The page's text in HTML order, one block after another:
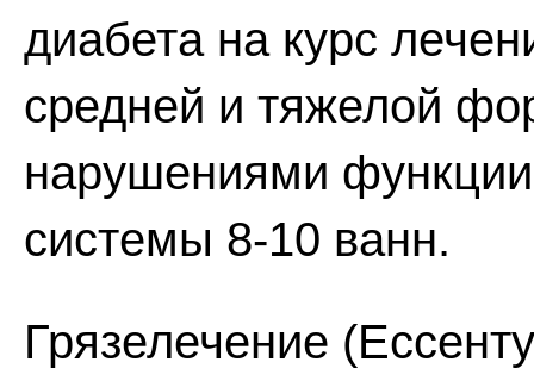
диабета на курс
средней и тяжелой
нарушениями функции
системы 8-10 ванн.
Грязелечение